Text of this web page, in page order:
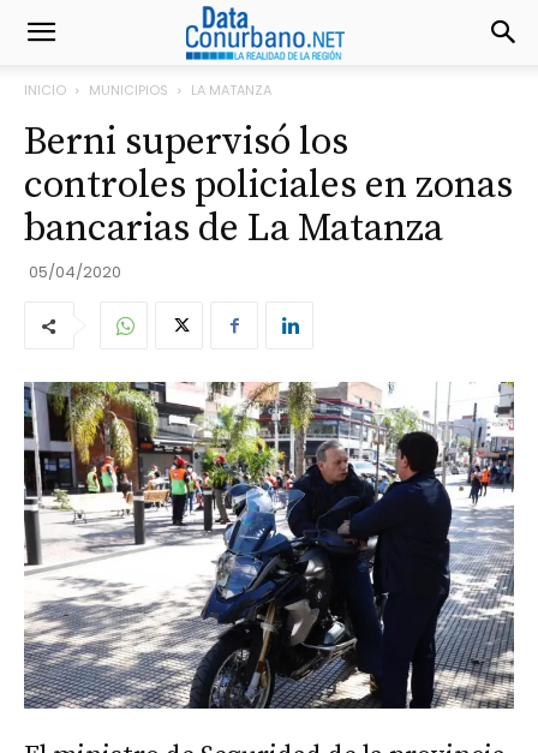
INICIO MUNICIPIOS LA MATANZA
Berni supervisó los
controles policiales en zonas
bancarias de La Matanza
05/04/2020